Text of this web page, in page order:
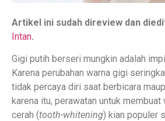
Artikel ini sudah direview dan
Intan.
Gigi putih berseri mungkin adalah
Karena perubahan warna gigi
tidak percaya diri saat berbicara
karena itu, perawatan untuk membuat
cerah (tooth-whitening) kian populer